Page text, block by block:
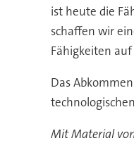
ist heute die
schaffen wir
Fähigkeiten
Das
Mit Material